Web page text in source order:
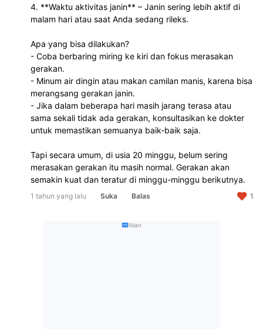
4. **Waktu aktivitas janin** – Janin sering lebih aktif di
malam hari atau saat Anda sedang rileks.
Apa yang bisa dilakukan?
- Coba berbaring miring ke kiri dan fokus merasakan
gerakan.
- Minum air dingin atau makan camilan manis, karena bisa
merangsang gerakan janin.
- Jika dalam beberapa hari masih jarang terasa atau
sama sekali tidak ada gerakan, konsultasikan ke dokter
untuk memastikan semuanya baik-baik saja.
Tapi secara umum, di usia 20 minggu, belum sering
merasakan gerakan itu masih normal. Gerakan akan
semakin kuat dan teratur di minggu-minggu berikutnya.
1 tahun yang lalu Suka Balas 1
Iklan